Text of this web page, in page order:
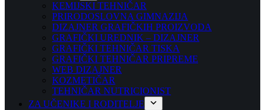
KEMIJSKI TEHNIČAR
PRIRODOSLOVNA GIMNAZIJA
DIZAJNER GRAFIČKIH PROIZVODA
GRAFIČKI UREDNIK – DIZAJNER
GRAFIČKI TEHNIČAR TISKA
GRAFIČKI TEHNIČAR PRIPREME
WEB DIZAJNER
KOZMETIČAR
TEHNIČAR NUTRICIONIST
ZA UČENIKE I RODITELJE